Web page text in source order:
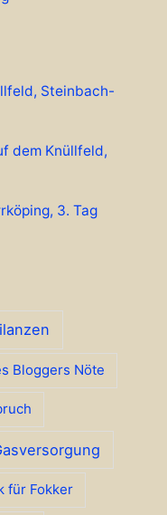
Steinbach-
dem Knüllfeld,
3. Tag
Bloggers Nöte
für Fokker